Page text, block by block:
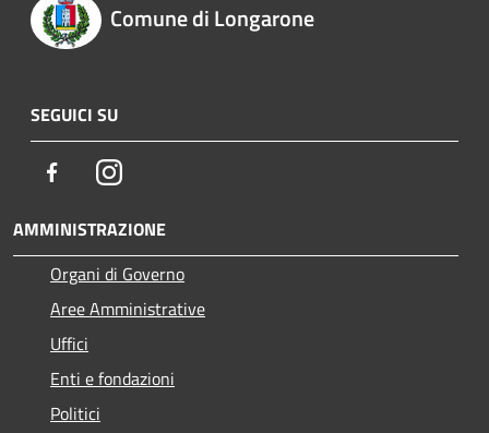
Comune di Longarone
SEGUICI SU
FacebookInstagram
AMMINISTRAZIONE
Organi di Governo
Aree Amministrative
Uffici
Enti e fondazioni
Politici